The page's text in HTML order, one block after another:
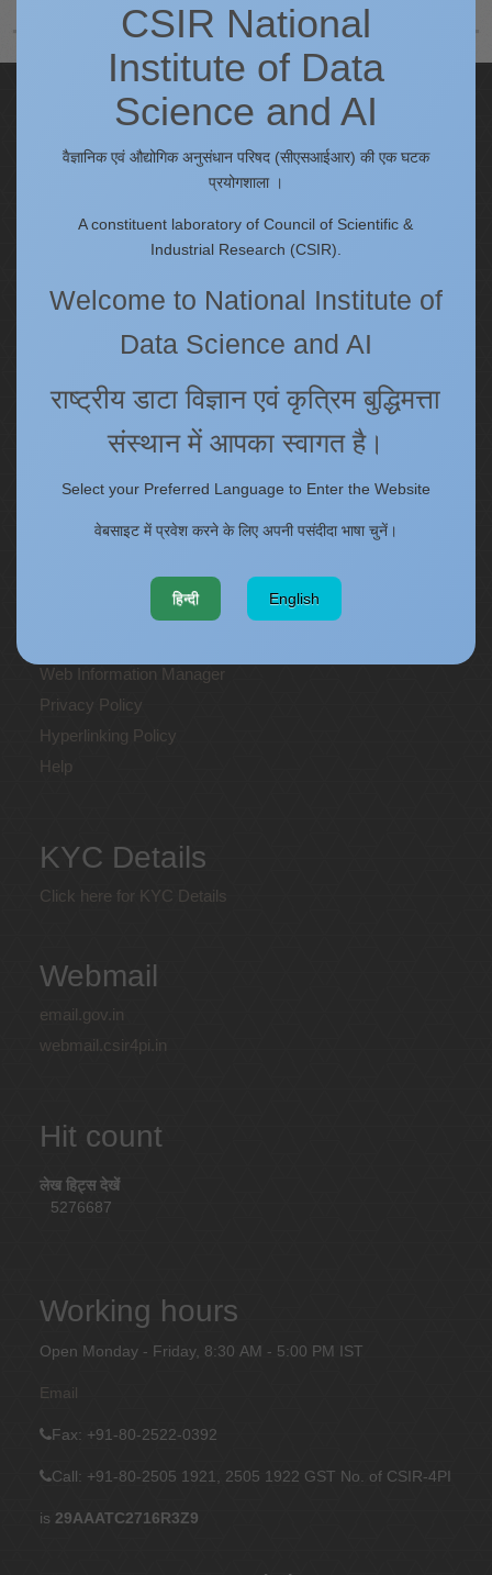
Quick Links
Procurement Plan [Financial Year 2026-27]
Past Events/Seminars
Staff Annual Property Returns
Vidya Lakshmi Portal (VLP)
Who's Who
Website policies
Terms and Conditions
Web Information Manager
Privacy Policy
Hyperlinking Policy
Help
KYC Details
Click here for KYC Details
Webmail
email.gov.in
webmail.csir4pi.in
Hit count
लेख हिट्स देखें
5276687
Working hours
Open Monday - Friday, 8:30 AM - 5:00 PM IST
Email
Fax: +91-80-2522-0392
Call: +91-80-2505 1921, 2505 1922 GST No. of CSIR-4PI
is 29AAATC2716R3Z9
CSIR National
Institute of Data
Science and AI
वैज्ञानिक एवं औद्योगिक अनुसंधान परिषद (सीएसआईआर) की एक घटक
प्रयोगशाला ।
A constituent laboratory of Council of Scientific &
Industrial Research (CSIR).
Welcome to National Institute of
Data Science and AI
राष्ट्रीय डाटा विज्ञान एवं कृत्रिम बुद्धिमत्ता
संस्थान में आपका स्वागत है।
Select your Preferred Language to Enter the Website
वेबसाइट में प्रवेश करने के लिए अपनी पसंदीदा भाषा चुनें।
हिन्दी English